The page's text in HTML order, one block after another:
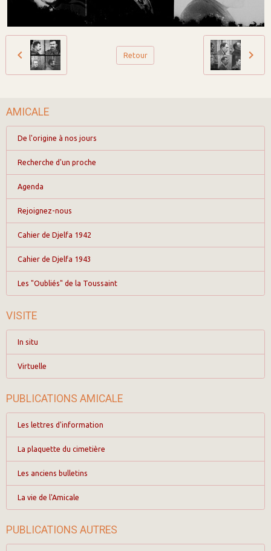
Retour
AMICALE
De l'origine à nos jours
Recherche d'un proche
Agenda
Rejoignez-nous
Cahier de Djelfa 1942
Cahier de Djelfa 1943
Les "Oubliés" de la Toussaint
VISITE
In situ
Virtuelle
PUBLICATIONS AMICALE
Les lettres d'information
La plaquette du cimetière
Les anciens bulletins
La vie de l'Amicale
PUBLICATIONS AUTRES